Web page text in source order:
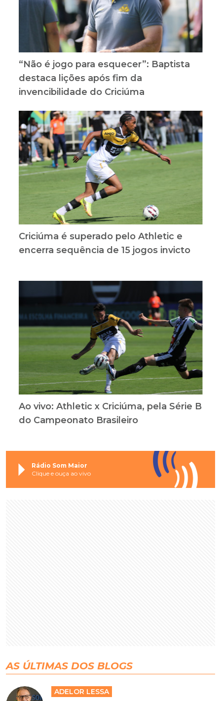
“Não é jogo para esquecer”: Baptista
destaca lições após fim da
invencibilidade do Criciúma
Criciúma é superado pelo Athletic e
encerra sequência de 15 jogos invicto
Ao vivo: Athletic x Criciúma, pela Série B
do Campeonato Brasileiro
Rádio Som Maior
Clique e ouça ao vivo
AS ÚLTIMAS DOS BLOGS
ADELOR LESSA